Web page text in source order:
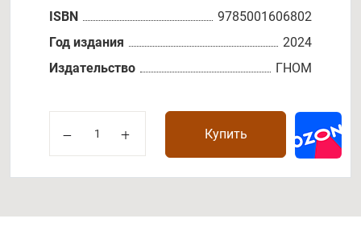
ISBN
9785001606802
Год издания
2024
Издательство
ГНОМ
Купить